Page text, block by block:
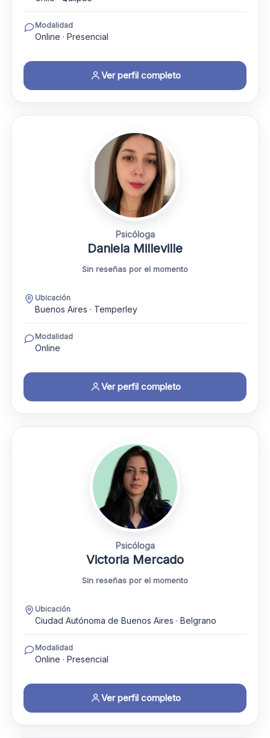
Modalidad
Online · Presencial
Ver perfil completo
Psicóloga
Daniela Milleville
Sin reseñas por el momento
Ubicación
Buenos Aires · Temperley
Modalidad
Online
Ver perfil completo
Psicóloga
Victoria Mercado
Sin reseñas por el momento
Ubicación
Ciudad Autónoma de Buenos Aires · Belgrano
Modalidad
Online · Presencial
Ver perfil completo